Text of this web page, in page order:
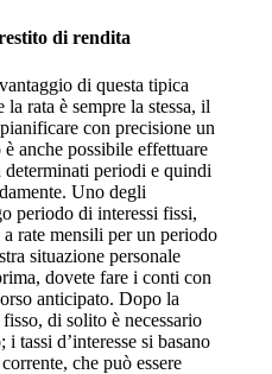
di rendita
di questa tipica
rata è sempre la stessa, il
con precisione un
anche possibile effettuare
periodi e quindi
Uno degli
periodo di interessi fissi,
rate mensili per un periodo
situazione personale
dovete fare i conti con
anticipato. Dopo la
di solito è necessario
tassi d’interesse si basano
che può essere